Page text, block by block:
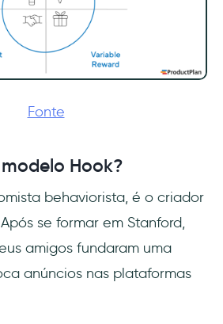
Fonte
Hook?
behaviorista, é o criador
se formar em Stanford,
amigos fundaram uma
anúncios nas plataformas